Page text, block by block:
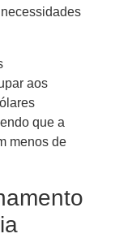
aos
que a
menos de